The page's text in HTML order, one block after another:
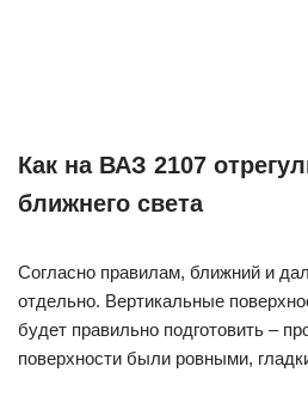
Как на ВАЗ 2107
ближнего света
Согласно правилам, ближний и
отдельно. Вертикальные
будет правильно подготовить –
поверхности были ровными,